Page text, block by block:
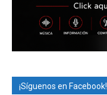
¡Síguenos en Facebook!